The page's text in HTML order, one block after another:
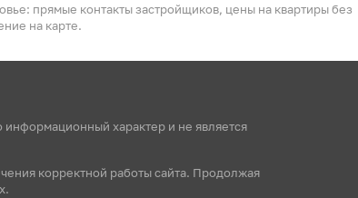
прямые контакты застройщиков, цены на квартиры без
на карте.
характер и не является
корректной работы сайта. Продолжая